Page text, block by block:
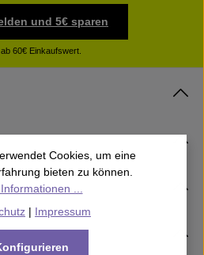
und 5€ sparen
60€ Einkaufswert.
Cookies, um eine
bieten zu können.
...
| Impressum